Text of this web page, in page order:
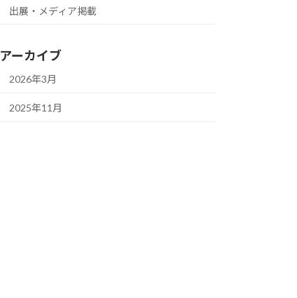
出展・メディア掲載
アーカイブ
2026年3月
2025年11月